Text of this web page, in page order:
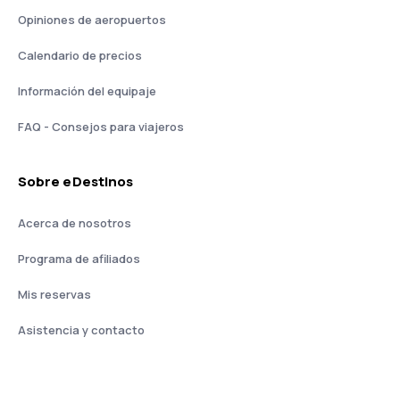
Opiniones de aeropuertos
Calendario de precios
Información del equipaje
FAQ - Consejos para viajeros
Sobre eDestinos
Acerca de nosotros
Programa de afiliados
Mis reservas
Asistencia y contacto